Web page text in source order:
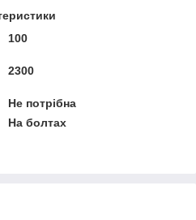
100
2300
Не потрібна
На болтах